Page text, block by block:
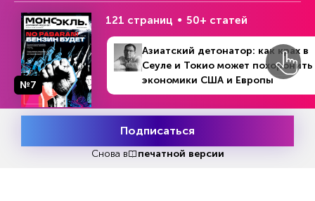
№11-13 (862)
28 марта - 17 апреля 2022
В номере
© 2017—2026 АНО «Творческий коллектив Эксперт»
Политика конфиденциальности
Условия использования материалов
Согласие на обработку персональных данных
На информационном ресурсе применяются
Попробовать
№7
121 страниц 50+ статей
Азиатский детонатор: как крах в
Сеуле и Токио может похоронить
экономики США и Европы
Подписаться
Снова в печатной версии